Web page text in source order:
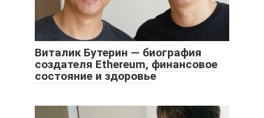
Виталик Бутерин — биография
создателя Ethereum, финансовое
состояние и здоровье